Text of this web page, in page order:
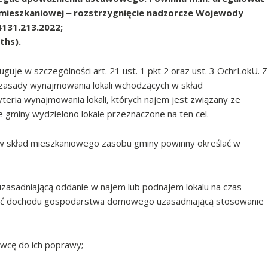
‒ rozstrzygnięcie nadzorcze Wojewody
w szczególności art. 21 ust. 1 pkt 2 oraz ust. 3 OchrLokU. Z
wynajmowania lokali wchodzących w skład
wynajmowania lokali, których najem jest związany ze
wydzielono lokale przeznaczone na ten cel.
mieszkaniowego zasobu gminy powinny określać w
oddanie w najem lub podnajem lokalu na czas
dochodu gospodarstwa domowego uzasadniającą stosowanie
do ich poprawy;